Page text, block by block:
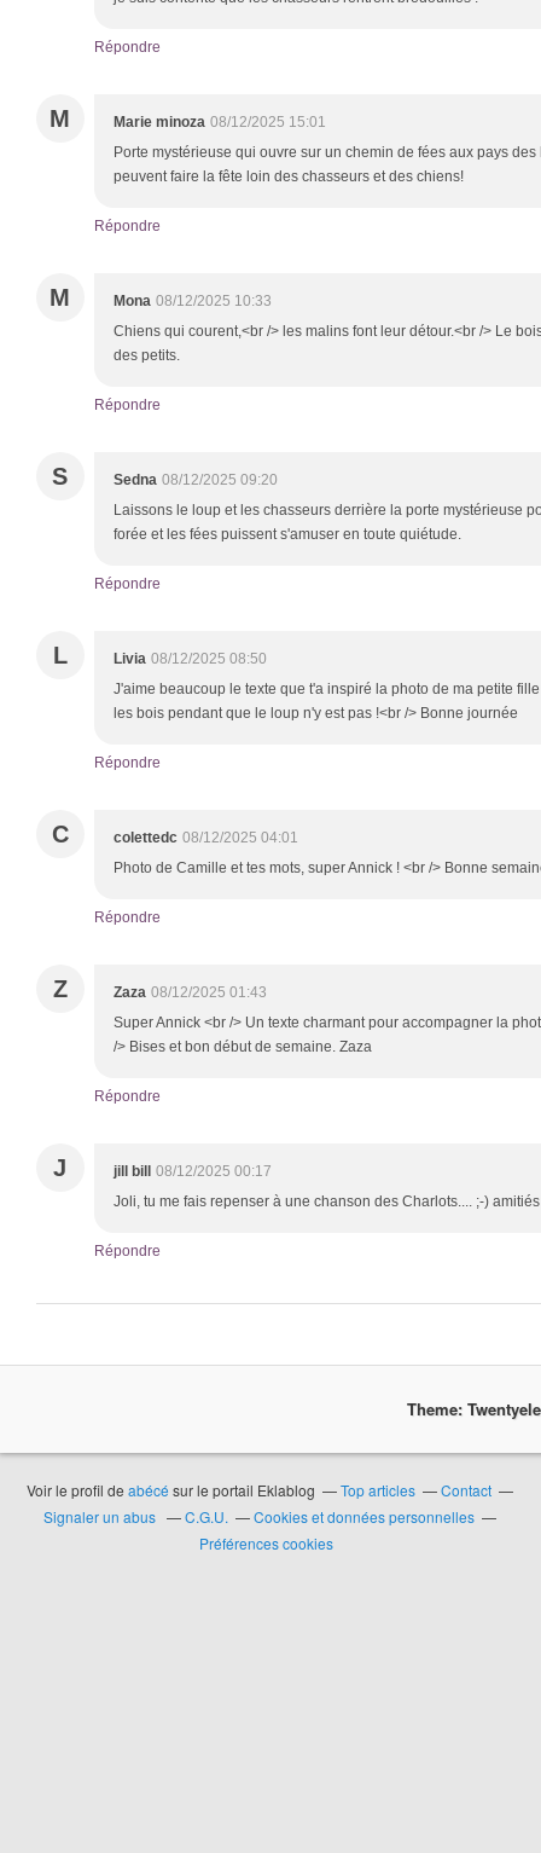
Répondre
M Marie minoza 08/12/2025 15:01
Porte mystérieuse qui ouvre sur un chemin de fées aux pays
peuvent faire la fête loin des chasseurs et des chiens!
Répondre
M Mona 08/12/2025 10:33
Chiens qui courent,<br /> les malins font leur détour.<br /> Le
des petits.
Répondre
S Sedna 08/12/2025 09:20
Laissons le loup et les chasseurs derrière la porte mystérieuse
forée et les fées puissent s'amuser en toute quiétude.
Répondre
L Livia 08/12/2025 08:50
J'aime beaucoup le texte que t'a inspiré la photo de ma petite
les bois pendant que le loup n'y est pas !<br /> Bonne journée
Répondre
C colettedc 08/12/2025 04:01
Photo de Camille et tes mots, super Annick ! <br /> Bonne
Répondre
Z Zaza 08/12/2025 01:43
Super Annick <br /> Un texte charmant pour accompagner la
/> Bises et bon début de semaine. Zaza
Répondre
J jill bill
08/12/2025 00:17
Joli, tu me fais repenser à une chanson des Charlots.... ;-)
Répondre
Theme:
Voir le profil deabécé sur le portail Eklablog Top articles
Contact
Signaler un abus
C.G.U.
Cookies et données personnelles
Préférences cookies